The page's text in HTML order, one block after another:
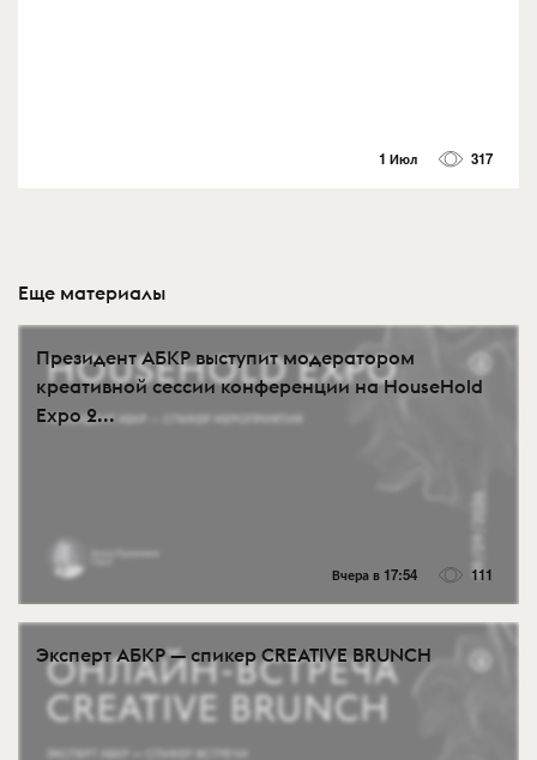
1 Июл 317
Еще материалы
Президент АБКР выступит модератором
креативной сессии конференции на HouseHold
Expo 2...
Вчера в 17:54 111
Эксперт АБКР — спикер CREATIVE BRUNCH